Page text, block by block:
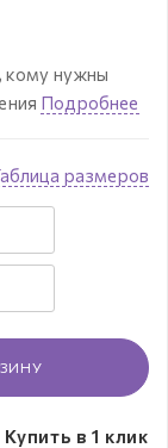
кому нужны
Подробнее
размеров
Купить в 1 клик